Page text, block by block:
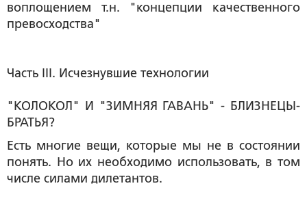
воплощением т.н. "концепции качественного
превосходства"
Часть III. Исчезнувшие технологии
"КОЛОКОЛ" И "ЗИМНЯЯ ГАВАНЬ" - БЛИЗНЕЦЫ-
БРАТЬЯ?
Есть многие вещи, которые мы не в состоянии
понять. Но их необходимо использовать, в том
числе силами дилетантов.